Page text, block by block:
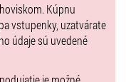
zámku z 13.storočia v
otvárajú 18:30hod.
Kúpnu
vstupenky, uzatvárate
údaje sú uvedené